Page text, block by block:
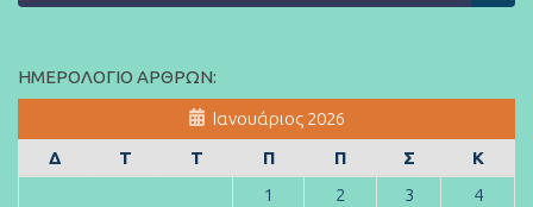
ΗΜΕΡΟΛΌΓΙΟ ΆΡΘΡΩΝ:
Ιανουάριος 2026
Δ
Τ Τ Π Π Σ
Κ
1
2 3
4